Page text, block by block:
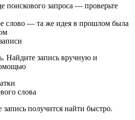
поискового запроса — проверьте
слово — та же идея в прошлом была
Найдите запись вручную и
слова
получится найти быстро.